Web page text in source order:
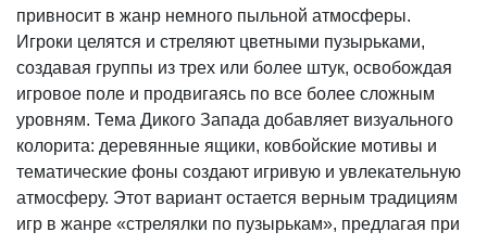
привносит в жанр немного пыльной атмосферы.
Игроки целятся и стреляют цветными пузырьками,
создавая группы из трех или более штук, освобождая
игровое поле и продвигаясь по все более сложным
уровням. Тема Дикого Запада добавляет визуального
колорита: деревянные ящики, ковбойские мотивы и
тематические фоны создают игривую и увлекательную
атмосферу. Этот вариант остается верным традициям
игр в жанре «стрелялки по пузырькам», предлагая при